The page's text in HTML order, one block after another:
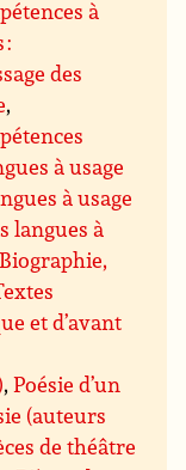
à
:
des
,
à usage
à usage
langues à
Biographie,
et d’avant
,Poésie d’un
(auteurs
de théâtre